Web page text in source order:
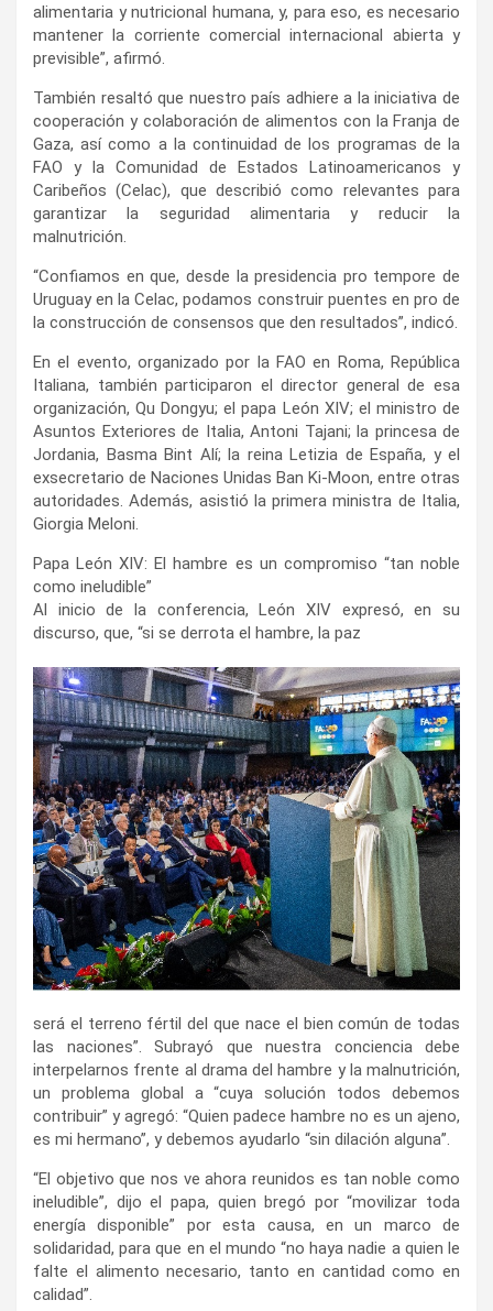
alimentaria y nutricional humana, y, para eso, es necesario
mantener la corriente comercial internacional abierta y
previsible”, afirmó.
También resaltó que nuestro país adhiere a la iniciativa de
cooperación y colaboración de alimentos con la Franja de
Gaza, así como a la continuidad de los programas de la
FAO y la Comunidad de Estados Latinoamericanos y
Caribeños (Celac), que describió como relevantes para
garantizar la seguridad alimentaria y reducir la
malnutrición.
“Confiamos en que, desde la presidencia pro tempore de
Uruguay en la Celac, podamos construir puentes en pro de
la construcción de consensos que den resultados”, indicó.
En el evento, organizado por la FAO en Roma, República
Italiana, también participaron el director general de esa
organización, Qu Dongyu; el papa León XIV; el ministro de
Asuntos Exteriores de Italia, Antoni Tajani; la princesa de
Jordania, Basma Bint Alí; la reina Letizia de España, y el
exsecretario de Naciones Unidas Ban Ki-Moon, entre otras
autoridades. Además, asistió la primera ministra de Italia,
Giorgia Meloni.
Papa León XIV: El hambre es un compromiso “tan noble
como ineludible”
Al inicio de la conferencia, León XIV expresó, en su
discurso, que, “si se derrota el hambre, la paz
será el terreno fértil del que nace el bien común de todas
las naciones”. Subrayó que nuestra conciencia debe
interpelarnos frente al drama del hambre y la malnutrición,
un problema global a “cuya solución todos debemos
contribuir” y agregó: “Quien padece hambre no es un ajeno,
es mi hermano”, y debemos ayudarlo “sin dilación alguna”.
“El objetivo que nos ve ahora reunidos es tan noble como
ineludible”, dijo el papa, quien bregó por “movilizar toda
energía disponible” por esta causa, en un marco de
solidaridad, para que en el mundo “no haya nadie a quien le
falte el alimento necesario, tanto en cantidad como en
calidad”.